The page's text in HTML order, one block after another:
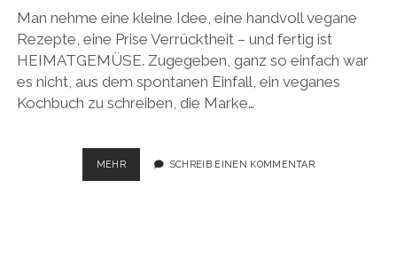
Man nehme eine kleine Idee, eine handvoll vegane
Rezepte, eine Prise Verrücktheit – und fertig ist
HEIMATGEMÜSE. Zugegeben, ganz so einfach war
es nicht, aus dem spontanen Einfall, ein veganes
Kochbuch zu schreiben, die Marke…
MEHRHAPPY
BIRTHDAY
SCHREIB EINEN KOMMENTAR